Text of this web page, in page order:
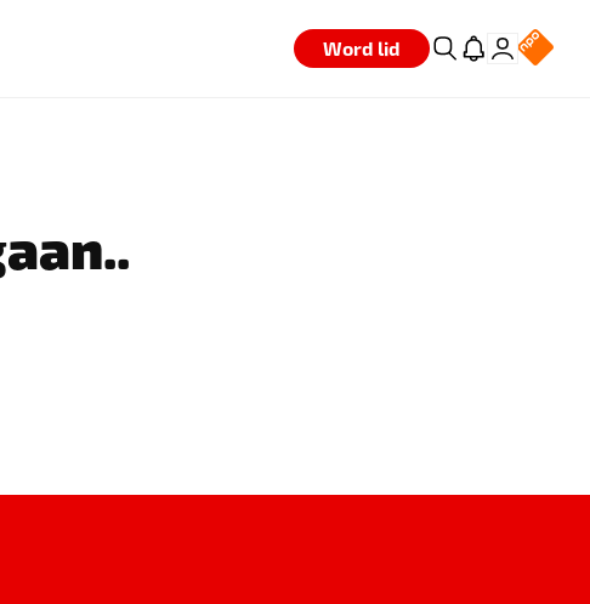
Word lid